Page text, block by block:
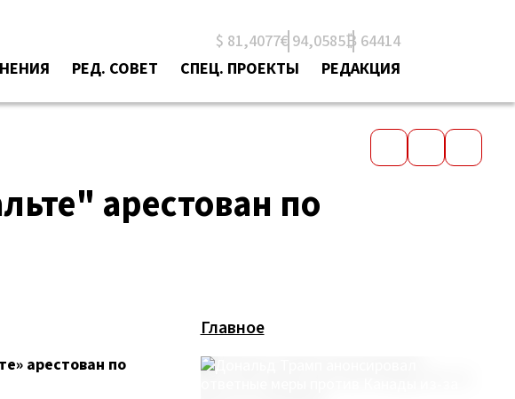
$ 81,4077€ 94,0585₿ 64414
СПЕЦ. ПРОЕКТЫ РЕДАКЦИЯ
РЕД. СОВЕТ
арестован по
арестован по
Главное